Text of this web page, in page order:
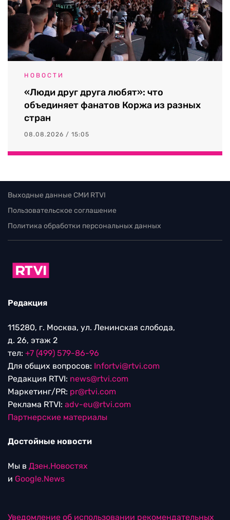
НОВОСТИ
«Люди друг друга любят»: что
объединяет фанатов Коржа из разных
стран
08.08.2026 / 15:05
Выходные данные СМИ RTVI
Пользовательское соглашение
Политика обработки персональных данных
Редакция
115280, г. Москва, ул. Ленинская слобода,
д. 26, этаж 2
тел: +7 (499) 579-86-96
Для общих вопросов: Infortvi@rtvi.com
Редакция RTVI: news@rtvi.com
Маркетинг/PR: pr@rtvi.com
Реклама RTVI: adv-eu@rtvi.com
Партнерские материалы
Достойные новости
Мы в Дзен.Новостях
и Google.News
Уведомление об использовании рекомендательных